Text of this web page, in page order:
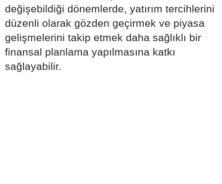
değişebildiği dönemlerde, yatırım tercihlerini
düzenli olarak gözden geçirmek ve piyasa
gelişmelerini takip etmek daha sağlıklı bir
finansal planlama yapılmasına katkı
sağlayabilir.